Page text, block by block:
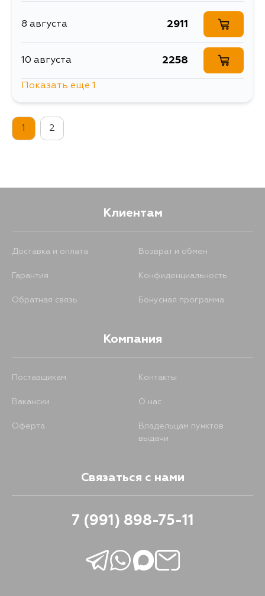
8 августа 2911
10 августа 2258
Показать еще 1
1 2
Клиентам
Доставка и оплата Возврат и обмен
Гарантия Конфиденциальность
Обратная связь Бонусная программа
Компания
Поставщикам Контакты
Вакансии О нас
Оферта
Владельцам пунктов
выдачи
Связаться с нами
7 (991) 898-75-11